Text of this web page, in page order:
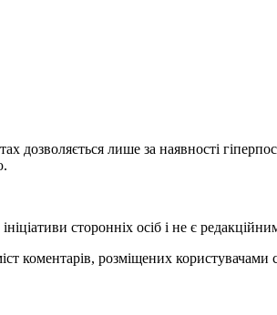
дозволяється лише за наявності
сторонніх осіб і не є
коментарів, розміщених користувачами